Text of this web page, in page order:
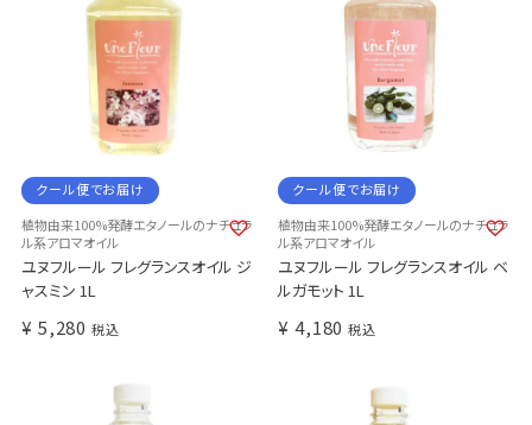
クール便でお届け
植物由来100%発酵エタノールのナチュラ
ル系アロマオイル
ユヌフルール フレグランスオイル ジ
ャスミン 1L
¥ 5,280 税込
クール便でお届け
植物由来100%発酵エタノールのナチュラ
ル系アロマオイル
ユヌフルール フレグランスオイル ベ
ルガモット 1L
¥ 4,180 税込